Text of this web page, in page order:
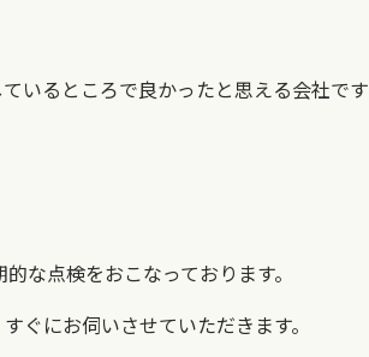
いるところで良かったと思える会社です
な点検をおこなっております。
ぐにお伺いさせていただきます。